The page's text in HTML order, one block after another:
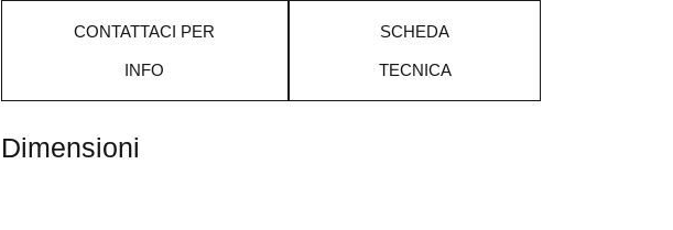
CONTATTACI PER
INFO
SCHEDA
TECNICA
Dimensioni